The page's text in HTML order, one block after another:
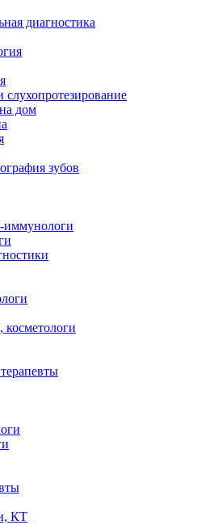
диагностика
слухопротезирование
дом
зубов
иммунологи
косметологи
КТ